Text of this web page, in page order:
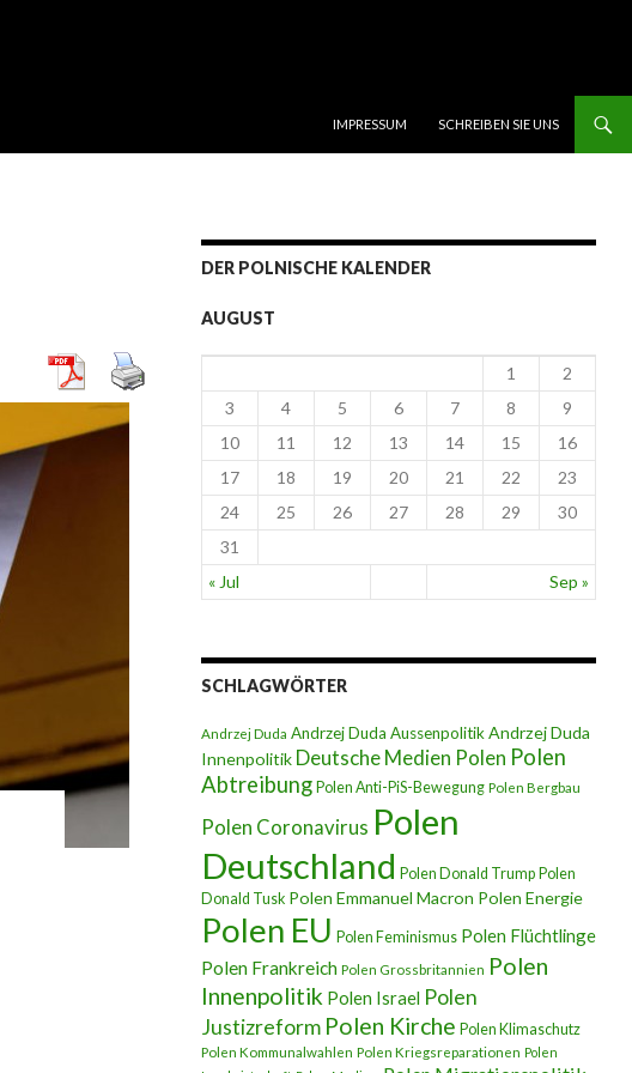
IMPRESSUM
SCHREIBEN SIE UNS
DER POLNISCHE KALENDER
AUGUST
« Jul Sep »
1
2
3
4 5 6 7 8
9
10
11 12 13 14 15
16
17
18 19 20 21 22
23
24
25 26 27 28 29
30
31
SCHLAGWÖRTER
Andrzej Duda Andrzej Duda Aussenpolitik Andrzej Duda
Innenpolitik Deutsche Medien Polen Polen
Abtreibung Polen Anti-PiS-Bewegung Polen Bergbau
Polen Coronavirus Polen
Deutschland Polen Donald Trump Polen
Donald Tusk Polen Emmanuel Macron Polen Energie
Polen EU Polen Feminismus Polen Flüchtlinge
Polen Frankreich Polen Grossbritannien Polen
Innenpolitik Polen Israel Polen
Justizreform Polen Kirche Polen Klimaschutz
Polen Kommunalwahlen Polen Kriegsreparationen Polen